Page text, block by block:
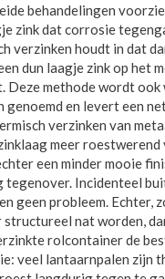
behandelingen
zink dat corrosie
verzinken houdt in dat
dun laagje zink op het
Deze methode wordt ook
genoemd en levert een
verzinken van
meer roestwerend
een minder mooie
tegenover. Incidenteel
geen probleem. Echter,
nat worden,
rolcontainer de
veel lantaarnpalen zijn